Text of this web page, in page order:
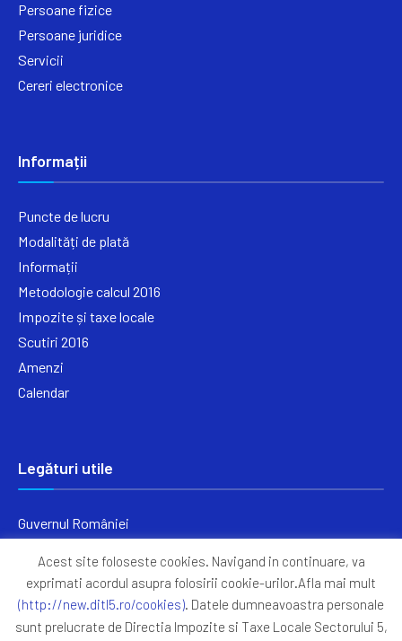
Persoane fizice
Persoane juridice
Servicii
Cereri electronice
Informații
Puncte de lucru
Modalități de plată
Informații
Metodologie calcul 2016
Impozite și taxe locale
Scutiri 2016
Amenzi
Calendar
Legături utile
Guvernul României
Primăria Sectorul 5
ANAF
Acest site foloseste cookies. Navigand in continuare, va
exprimati acordul asupra folosirii cookie-urilor.Afla mai mult
(http://new.ditl5.ro/cookies). Datele dumneavoastra personale
sunt prelucrate de Directia Impozite si Taxe Locale Sectorului 5,